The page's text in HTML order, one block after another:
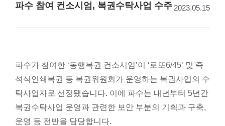
파수 참여 컨소시엄, 복권수탁사업 수주 2023.05.15
파수가 참여한 ‘동행복권 컨소시엄’이 ‘로또6/45’ 및 즉
석식인쇄복권 등 복권위원회가 운영하는 복권사업의 수
탁사업자로 선정됐습니다. 이에 파수는 내년부터 5년간
복권수탁사업 운영과 관련한 보안 부분의 기획과 구축,
운영 등 전반을 담당합니다.